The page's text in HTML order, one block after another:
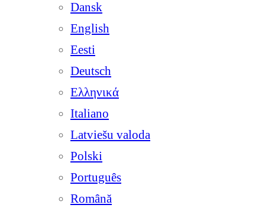
Dansk
English
Eesti
Deutsch
Ελληνικά
Italiano
Latviešu valoda
Polski
Português
Română